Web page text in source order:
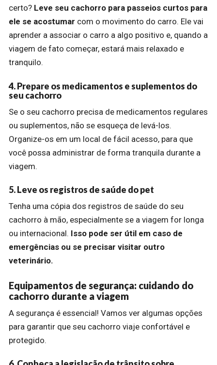
certo? Leve seu cachorro para passeios curtos para
ele se acostumar com o movimento do carro. Ele vai
aprender a associar o carro a algo positivo e, quando a
viagem de fato começar, estará mais relaxado e
tranquilo.
4. Prepare os medicamentos e suplementos do
seu cachorro
Se o seu cachorro precisa de medicamentos regulares
ou suplementos, não se esqueça de levá-los.
Organize-os em um local de fácil acesso, para que
você possa administrar de forma tranquila durante a
viagem.
5. Leve os registros de saúde do pet
Tenha uma cópia dos registros de saúde do seu
cachorro à mão, especialmente se a viagem for longa
ou internacional. Isso pode ser útil em caso de
emergências ou se precisar visitar outro
veterinário.
Equipamentos de segurança: cuidando do
cachorro durante a viagem
A segurança é essencial! Vamos ver algumas opções
para garantir que seu cachorro viaje confortável e
protegido.